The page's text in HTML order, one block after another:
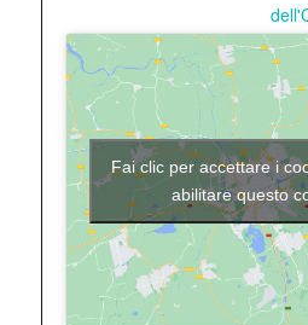
Fai clic per accettare i
abilitare questo